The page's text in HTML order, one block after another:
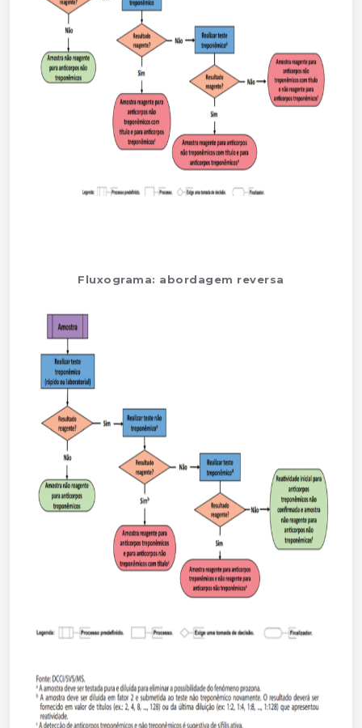
Fluxograma: abordagem reversa